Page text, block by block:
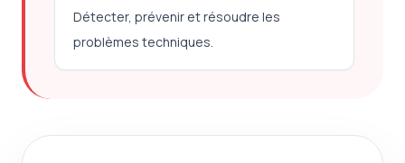
Détecter, prévenir et résoudre les
problèmes techniques.